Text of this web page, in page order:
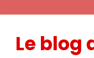
Le blog